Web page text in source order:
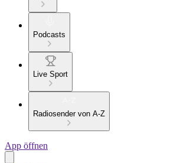
Podcasts
Live Sport
Radiosender von A-Z
App öffnen